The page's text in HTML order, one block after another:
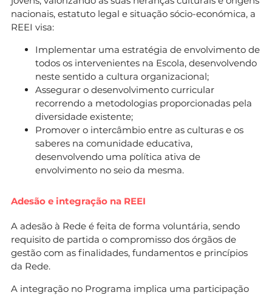
nacionais, estatuto legal e situação sócio-económica, a
REEI visa:
Implementar uma estratégia de envolvimento de
todos os intervenientes na Escola, desenvolvendo
neste sentido a cultura organizacional;
Assegurar o desenvolvimento curricular
recorrendo a metodologias proporcionadas pela
diversidade existente;
Promover o intercâmbio entre as culturas e os
saberes na comunidade educativa,
desenvolvendo uma política ativa de
envolvimento no seio da mesma.
Adesão e integração na REEI
A adesão à Rede é feita de forma voluntária, sendo
requisito de partida o compromisso dos órgãos de
gestão com as finalidades, fundamentos e princípios
da Rede.
A integração no Programa implica uma participação